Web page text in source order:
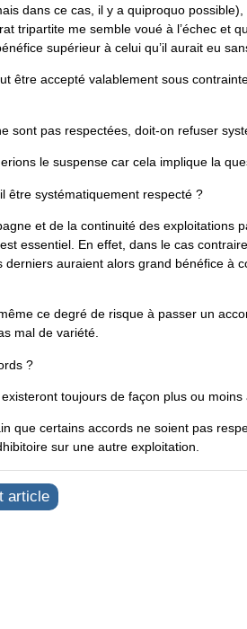
dans ce cas, il y a quiproquo
tripartite me semble voué à l’échec et
supérieur à celui qu’il aurait eu
être accepté valablement sous
sont pas respectées, doit-on refuser
le suspense car cela implique la
être systématiquement respecté ?
et de la continuité des exploitations
essentiel. En effet, dans le cas
derniers auraient alors grand bénéfice à
ce degré de risque à passer un
mal de variété.
?
toujours de façon plus ou moins
que certains accords ne soient pas
sur une autre exploitation.
article